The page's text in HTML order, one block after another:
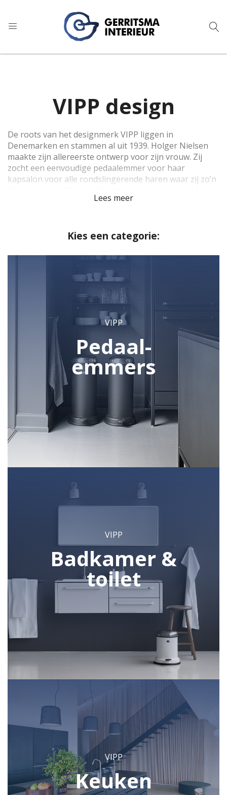
9
VIPP design
De roots van het designmerk VIPP liggen in
Denemarken en stammen al uit 1939. Holger Nielsen
maakte zijn allereerste ontwerp voor zijn vrouw. Zij
zocht een eenvoudige pedaalemmer voor haar
kapsalon voor alle rondslingerende haren waar zij zo’n
zijn, dat het een populair product werd in de gehele
jaren hetzelfde weten te houden.
De vorm volgt de functie. De Vipp pedaalemmer heeft
en het product is nog steeds razend populair. Slechts
enkele kleine wijzigingen in kleur en formaat zijn in drie
kwart eeuw doorgevoerd. De collectie is de afgelopen
decennia aangevuld met een reeks functionele
gebruiksvoorwerpen. Allen esthetische ontwerpen in
pure en eenvoudige vormen. Vipp heeft naast
pedaalemmers een uitgebreide collectie accessoires en
meubels. Populair zijn vooral de badkameraccessoires
zoals de wasmand, tandenborstelhouder,
zeepdispensers en handdoekenrekken. Met Vipp haal
je altijd een stijlvol product in huis.
Lees meer
Kies een categorie:
VIPP
Pedaal-
emmers
VIPP
Badkamer &
toilet
VIPP
Keuken